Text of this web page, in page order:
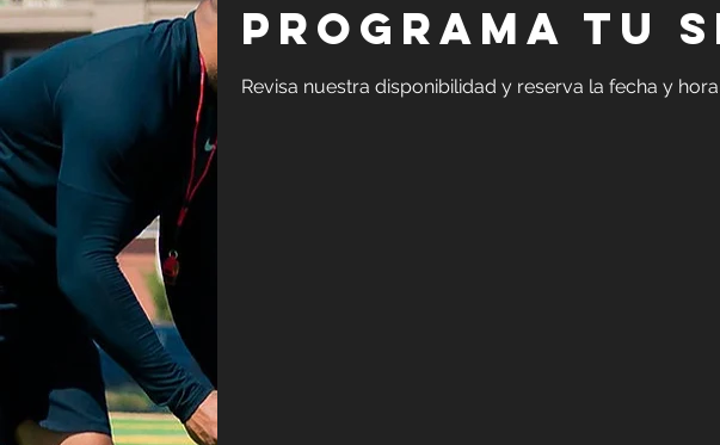
Programa tu
Revisa nuestra disponibilidad y reserva la fecha y